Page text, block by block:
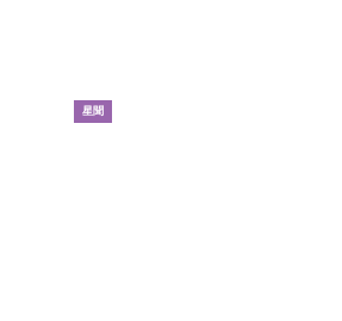
星聞